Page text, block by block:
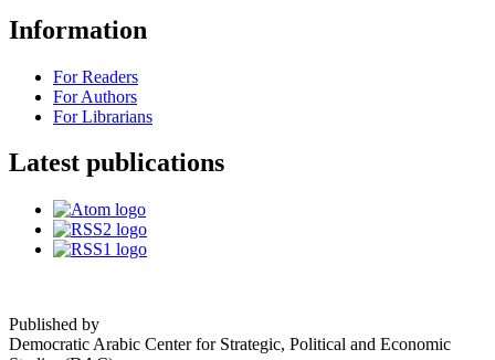
Information
For Readers
For Authors
For Librarians
Latest publications
Published by
Democratic Arabic Center for Strategic, Political and Economic